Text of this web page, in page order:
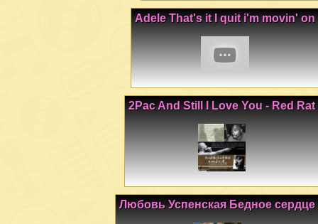
Adele That's it I quit i'm movin' on
2Pac And Still I Love You - Red Rat
Любовь Успенская Бедное сердце